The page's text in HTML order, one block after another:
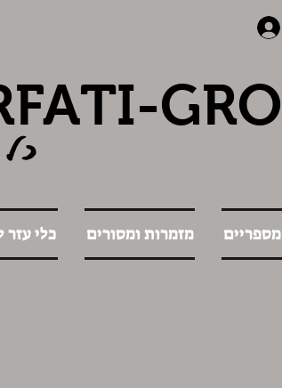
מספריים מזמרות ומסורים כלי